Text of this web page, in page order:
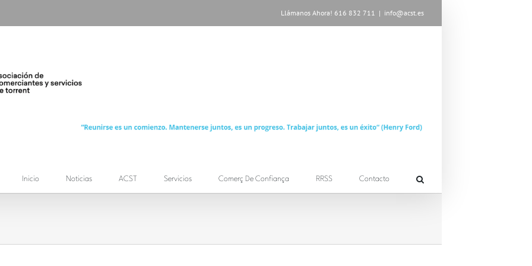
Llámanos Ahora! 616 832 711 | info@acst.es
Inicio Noticias ACST Servicios Comerç De Confiança RRSS Contacto